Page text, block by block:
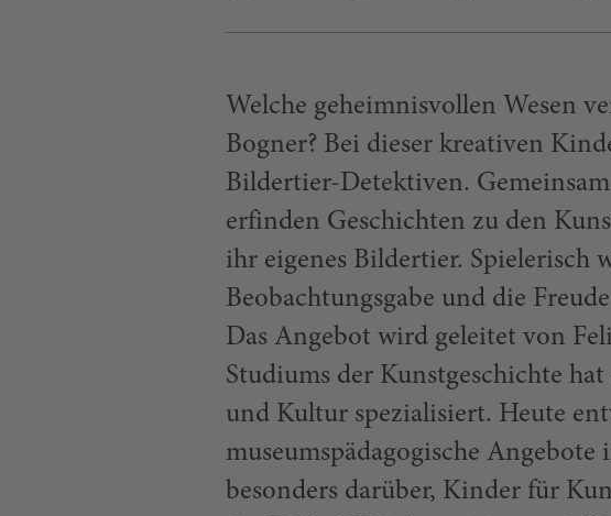
Welche geheimnisvollen Wesen
Bogner? Bei dieser kreativen
Bildertier-Detektiven.
erfinden Geschichten zu den
ihr eigenes Bildertier. Spielerisch
Beobachtungsgabe und die
Das Angebot wird geleitet von
Studiums der Kunstgeschichte
und Kultur spezialisiert. Heute
museumspädagogische
besonders darüber, Kinder für